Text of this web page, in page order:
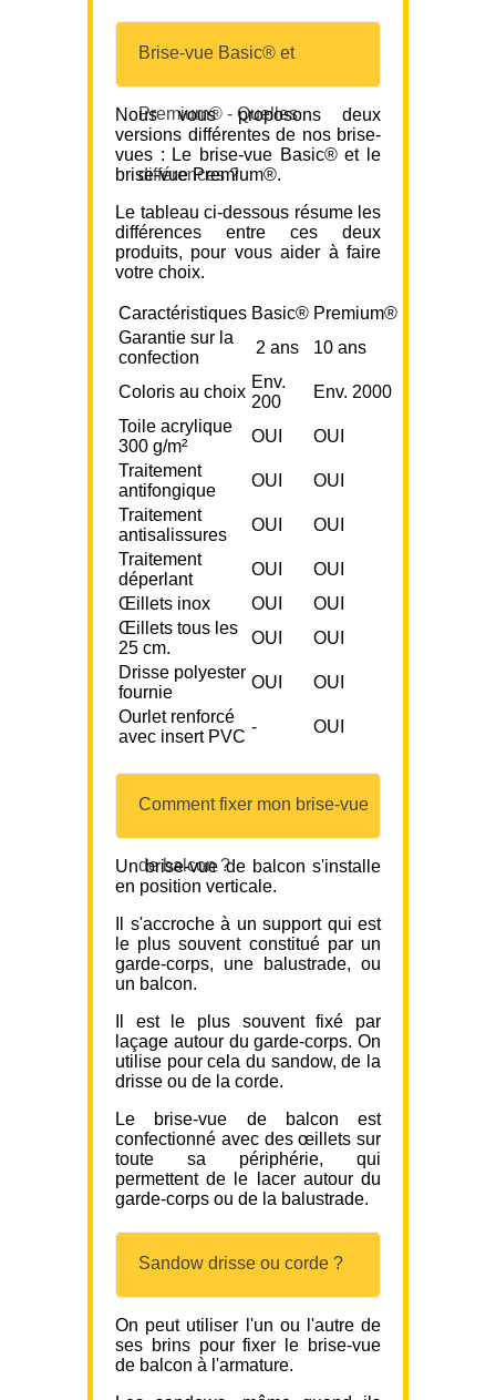
Brise-vue Basic® et
Premium® - Quelles
différences ?
Nous vous proposons deux
versions différentes de nos brise-
vues : Le brise-vue Basic® et le
brise-vue Premium®.
Le tableau ci-dessous résume les
différences entre ces deux
produits, pour vous aider à faire
votre choix.
Caractéristiques Basic® Premium®
Garantie sur la
confection
2 ans 10 ans
Coloris au choix
Env.
200
Env. 2000
Toile acrylique
300 g/m²
OUI
OUI
Traitement
antifongique
OUI
OUI
Traitement
antisalissures
OUI
OUI
Traitement
déperlant
OUI
OUI
Œillets inox
OUI
OUI
Œillets tous les
25 cm.
OUI
OUI
Drisse polyester
fournie
OUI
OUI
Ourlet renforcé
avec insert PVC
- OUI
Comment fixer mon brise-vue
de balcon ?
Un brise-vue de balcon s'installe
en position verticale.
Il s'accroche à un support qui est
le plus souvent constitué par un
garde-corps, une balustrade, ou
un balcon.
Il est le plus souvent fixé par
laçage autour du garde-corps. On
utilise pour cela du sandow, de la
drisse ou de la corde.
Le brise-vue de balcon est
confectionné avec des œillets sur
toute sa périphérie, qui
permettent de le lacer autour du
garde-corps ou de la balustrade.
Sandow drisse ou corde ?
On peut utiliser l'un ou l'autre de
ses brins pour fixer le brise-vue
de balcon à l'armature.